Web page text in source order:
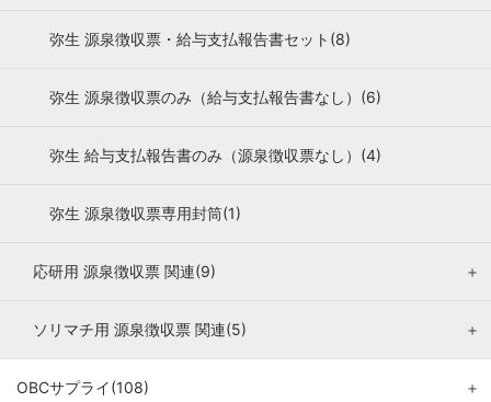
弥生 源泉徴収票・給与支払報告書セット(8)
弥生 源泉徴収票のみ（給与支払報告書なし）(6)
弥生 給与支払報告書のみ（源泉徴収票なし）(4)
弥生 源泉徴収票専用封筒(1)
応研用 源泉徴収票 関連(9) ＋
ソリマチ用 源泉徴収票 関連(5) ＋
OBCサプライ(108) ＋